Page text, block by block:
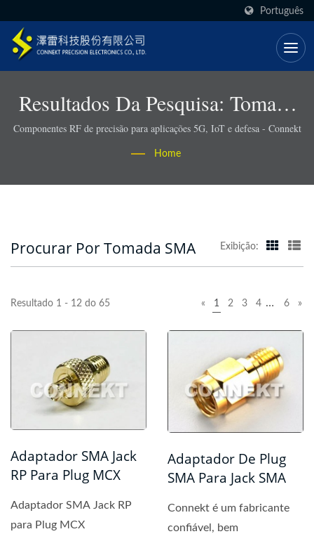
Português
Resultados Da Pesquisa: Tomada
SMA | Conectores RF E
Montagens De Cabos Compatíveis
Com RoHS - Connekt
Componentes RF de precisão para aplicações 5G, IoT e defesa - Connekt
Home
Procurar Por Tomada SMA Exibição:
Resultado 1 - 12 do 65 « 1 2 3 4 … 6 »
Adaptador SMA Jack
RP Para Plug MCX
Adaptador SMA Jack RP
para Plug MCX
Adaptador De Plug
SMA Para Jack SMA
Connekt é um fabricante
confiável, bem